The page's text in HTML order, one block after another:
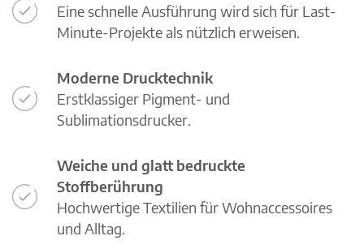
Eine schnelle Ausführung wird sich für Last-
Minute-Projekte als nützlich erweisen.
Moderne Drucktechnik
Erstklassiger Pigment- und
Sublimationsdrucker.
Weiche und glatt bedruckte
Stoffberührung
Hochwertige Textilien für Wohnaccessoires
und Alltag.